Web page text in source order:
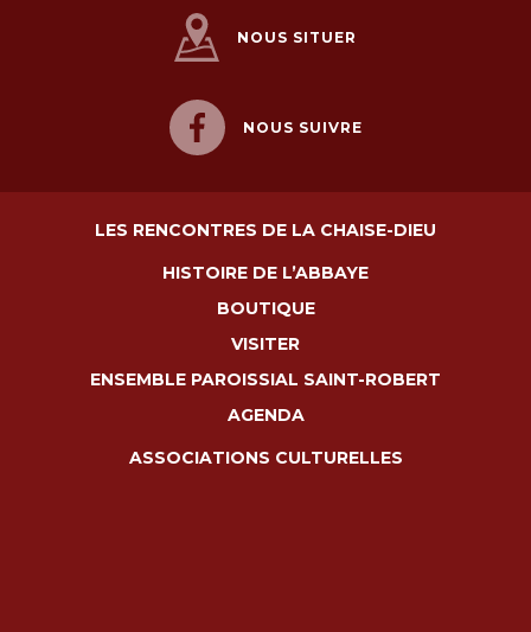
NOUS SITUER
NOUS SUIVRE
LES RENCONTRES DE LA CHAISE-DIEU
HISTOIRE DE L’ABBAYE
BOUTIQUE
VISITER
ENSEMBLE PAROISSIAL SAINT-ROBERT
AGENDA
ASSOCIATIONS CULTURELLES